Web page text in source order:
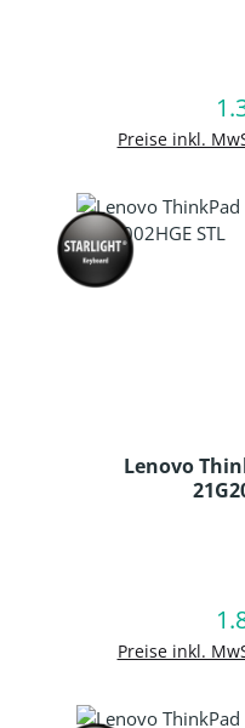
Preise inkl.
In
Lenovo
Preise inkl.
In